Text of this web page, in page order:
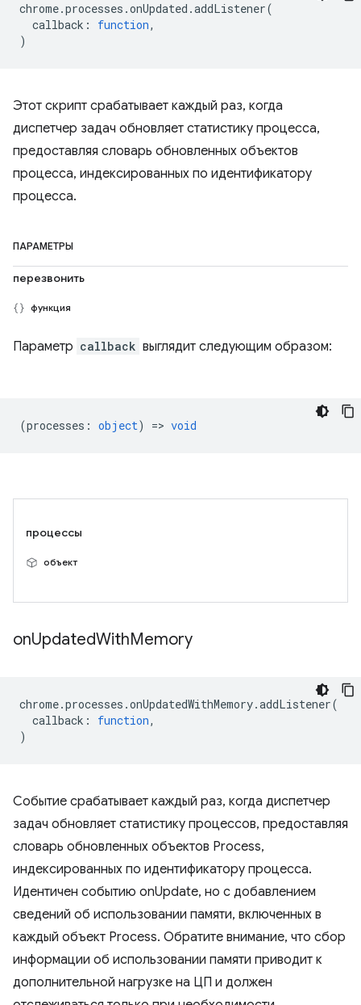
chrome.processes .onUpdated .addListener(
callback : function,
)
Этот скрипт срабатывает каждый раз, когда
диспетчер задач обновляет статистику процесса,
предоставляя словарь обновленных объектов
процесса, индексированных по идентификатору
процесса.
ПАРАМЕТРЫ
перезвонить
функция
Параметр callback выглядит следующим образом:
(processes : object) => void
процессы
объект
onUpdatedWithMemory
chrome.processes .onUpdatedWithMemory.addListener(
callback : function,
)
Событие срабатывает каждый раз, когда диспетчер
задач обновляет статистику процессов, предоставляя
словарь обновленных объектов Process,
индексированных по идентификатору процесса.
Идентичен событию onUpdate, но с добавлением
сведений об использовании памяти, включенных в
каждый объект Process. Обратите внимание, что сбор
информации об использовании памяти приводит к
дополнительной нагрузке на ЦП и должен